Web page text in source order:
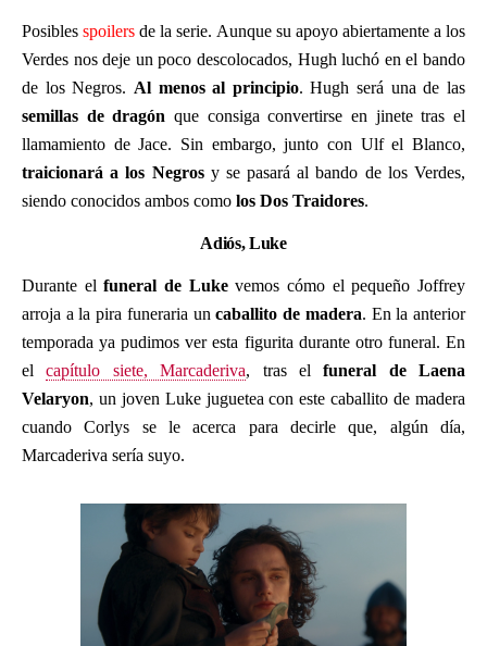
Posiblesspoilers de la serie. Aunque su apoyo abiertamente a los
Verdes nos deje un poco descolocados, Hugh luchó en el bando
de los Negros. Al menos al principio. Hugh será una de las
semillas de dragón que consiga convertirse en jinete tras el
llamamiento de Jace. Sin embargo, junto con Ulf el Blanco,
traicionará a los Negrosy se pasará al bando de los Verdes,
siendo conocidos ambos como los Dos Traidores.
Adiós, Luke
Durante elfuneral de Lukevemos cómo el pequeño Joffrey
arroja a la pira funeraria uncaballito de madera. En la anterior
temporada ya pudimos ver esta figurita durante otro funeral. En
elcapítulo siete, Marcaderiva, tras elfuneral de Laena
Velaryon, un joven Luke juguetea con este caballito de madera
cuando Corlys se le acerca para decirle que, algún día,
Marcaderiva sería suyo.